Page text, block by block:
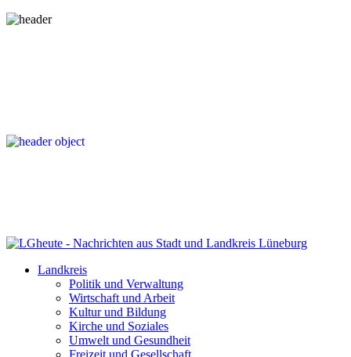
Landkreis
Politik und Verwaltung
Wirtschaft und Arbeit
Kultur und Bildung
Kirche und Soziales
Umwelt und Gesundheit
Freizeit und Gesellschaft